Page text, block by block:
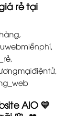
rẻ tại
AIO 💛